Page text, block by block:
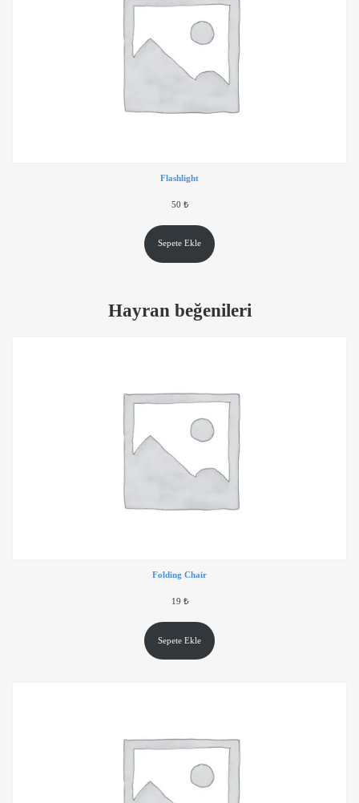
Flashlight
50 ₺
Sepete Ekle
Hayran beğenileri
Folding Chair
19 ₺
Sepete Ekle